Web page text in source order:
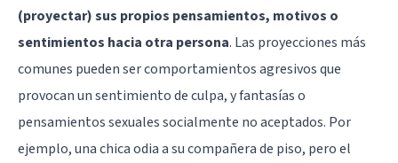
(proyectar) sus propios pensamientos, motivos o
sentimientos hacia otra persona. Las proyecciones más
comunes pueden ser comportamientos agresivos que
provocan un sentimiento de culpa, y fantasías o
pensamientos sexuales socialmente no aceptados. Por
ejemplo, una chica odia a su compañera de piso, pero el